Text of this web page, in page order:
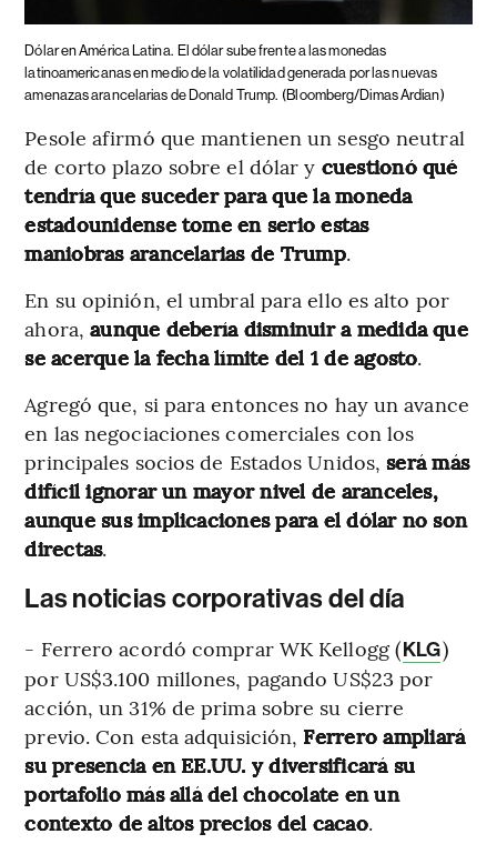
Dólar en América Latina. El dólar sube frente a las monedas
latinoamericanas en medio de la volatilidad generada por las nuevas
amenazas arancelarias de Donald Trump. (Bloomberg/Dimas Ardian)
Pesole afirmó que mantienen un sesgo neutral
de corto plazo sobre el dólar y cuestionó qué
tendría que suceder para que la moneda
estadounidense tome en serio estas
maniobras arancelarias de Trump.
En su opinión, el umbral para ello es alto por
ahora,aunque debería disminuir a medida que
se acerque la fecha límite del 1 de agosto.
Agregó que, si para entonces no hay un avance
en las negociaciones comerciales con los
principales socios de Estados Unidos,será más
difícil ignorar un mayor nivel de aranceles,
aunque sus implicaciones para el dólar no son
directas.
Las noticias corporativas del día
- Ferrero acordó comprar WK Kellogg (KLG)
por US$3.100 millones, pagando US$23 por
acción, un 31% de prima sobre su cierre
previo. Con esta adquisición, Ferrero ampliará
su presencia en EE.UU. y diversificará su
portafolio más allá del chocolate en un
contexto de altos precios del cacao.